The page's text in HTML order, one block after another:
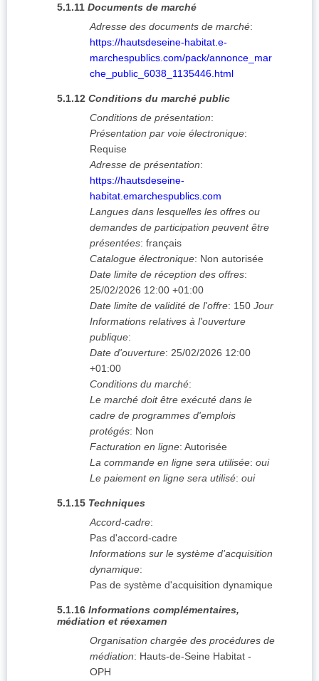
5.1.11 Documents de marché
Adresse des documents de marché:
https://hautsdeseine-habitat.e-
marchespublics.com/pack/annonce_mar
che_public_6038_1135446.html
5.1.12 Conditions du marché public
Conditions de présentation:
Présentation par voie électronique:
Requise
Adresse de présentation:
https://hautsdeseine-
habitat.emarchespublics.com
Langues dans lesquelles les offres ou
demandes de participation peuvent être
présentées: français
Catalogue électronique: Non autorisée
Date limite de réception des offres:
25/02/2026 12:00 +01:00
Date limite de validité de l'offre: 150 Jour
Informations relatives à l'ouverture
publique:
Date d'ouverture: 25/02/2026 12:00
+01:00
Conditions du marché:
Le marché doit être exécuté dans le
cadre de programmes d'emplois
protégés: Non
Facturation en ligne: Autorisée
La commande en ligne sera utilisée: oui
Le paiement en ligne sera utilisé: oui
5.1.15 Techniques
Accord-cadre:
Pas d'accord-cadre
Informations sur le système d'acquisition
dynamique:
Pas de système d'acquisition dynamique
5.1.16 Informations complémentaires,
médiation et réexamen
Organisation chargée des procédures de
médiation: Hauts-de-Seine Habitat -
OPH